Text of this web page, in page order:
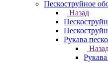
Пескоструйное
Назад
Рукава